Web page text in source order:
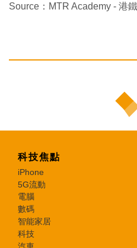
Source：MTR Academy - 港
科技焦點
iPhone
5G流動
電腦
數碼
智能家居
科技
汽車